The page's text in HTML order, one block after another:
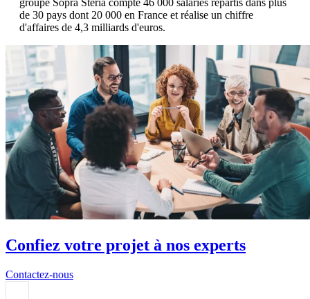
groupe Sopra Steria compte 46 000 salariés répartis dans plus
de 30 pays dont 20 000 en France et réalise un chiffre
d'affaires de 4,3 milliards d'euros.
Confiez votre projet à nos experts
Contactez-nous